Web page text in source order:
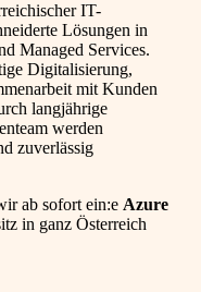
IT-
Lösungen in
Managed Services.
Digitalisierung,
mit Kunden
langjährige
werden
zuverlässig
ab sofort ein:e Azure
in ganz Österreich